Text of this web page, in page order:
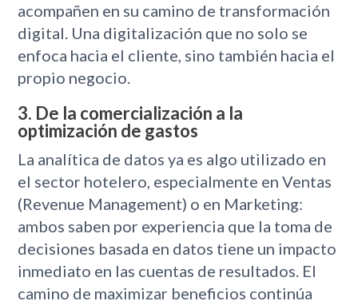
acompañen en su camino de transformación
digital. Una digitalización que no solo se
enfoca hacia el cliente, sino también hacia el
propio negocio.
3. De la comercialización a la
optimización de gastos
La analítica de datos ya es algo utilizado en
el sector hotelero, especialmente en Ventas
(Revenue Management) o en Marketing:
ambos saben por experiencia que la toma de
decisiones basada en datos tiene un impacto
inmediato en las cuentas de resultados. El
camino de maximizar beneficios continúa